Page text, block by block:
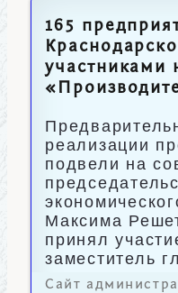
165
участниками
реализации
подвели на
Максима
принял
заместитель
Игорь Галась.
Сайт